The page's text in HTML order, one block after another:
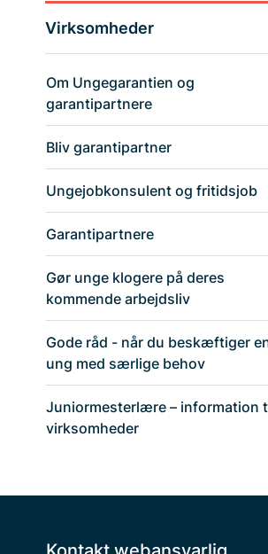
Virksomheder
Om Ungegarantien og
garantipartnere
Bliv garantipartner
Ungejobkonsulent og fritidsjob
Garantipartnere
Gør unge klogere på deres
kommende arbejdsliv
Gode råd - når du beskæftiger
ung med særlige behov
Juniormesterlære – information
virksomheder